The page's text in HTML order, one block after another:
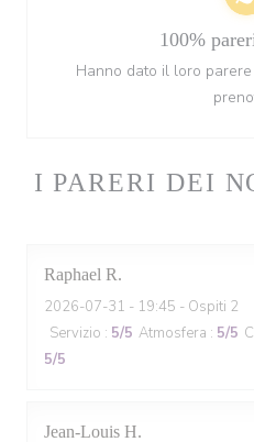
I PARERI DEI
Raphael R
2026-07-31 - 19:45 - Ospiti 2
Servizio : 5/5 Atmosfera : 5/5
5/5
Jean-Louis H
100%
Hanno dato il loro